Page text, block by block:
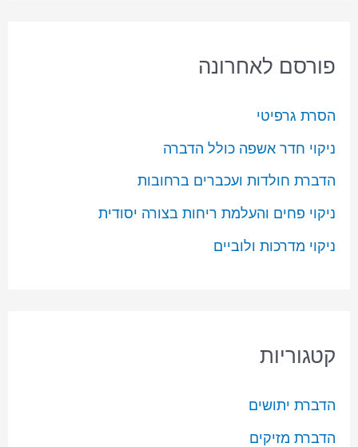
פורסם לאחרונה
הסרת גרפיטי
ניקוי חדר אשפה כולל הדברה
הדברת חולדות ועכברים ברחובות
ניקוי פחים והעלמת ריחות בצורה יסודית
ניקוי מדרכות ולוביים
קטגוריות
הדברת יתושים
הדברת מזיקים